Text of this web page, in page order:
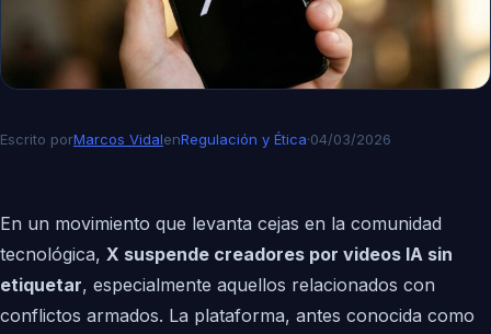
Escrito porMarcos VidalenRegulación y Ética·04/03/2026
En un movimiento que levanta cejas en la comunidad
tecnológica, X suspende creadores por videos IA sin
etiquetar, especialmente aquellos relacionados con
conflictos armados. La plataforma, antes conocida como